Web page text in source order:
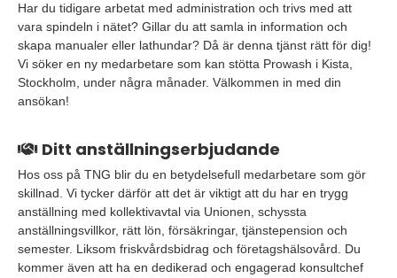
Har du tidigare arbetat med administration och trivs med att
vara spindeln i nätet? Gillar du att samla in information och
skapa manualer eller lathundar? Då är denna tjänst rätt för dig!
Vi söker en ny medarbetare som kan stötta Prowash i Kista,
Stockholm, under några månader. Välkommen in med din
ansökan!
Ditt anställningserbjudande
Hos oss på TNG blir du en betydelsefull medarbetare som gör
skillnad. Vi tycker därför att det är viktigt att du har en trygg
anställning med kollektivavtal via Unionen, schyssta
anställningsvillkor, rätt lön, försäkringar, tjänstepension och
semester. Liksom friskvårdsbidrag och företagshälsovård. Du
kommer även att ha en dedikerad och engagerad konsultchef